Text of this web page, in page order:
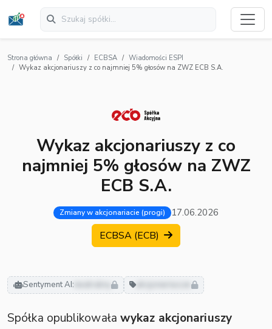
Strona główna Spółki ECBSA
Wiadomości ESPI
Wykaz akcjonariuszy z co najmniej 5% głosów na ZWZ ECB S.A.
Wykaz akcjonariuszy z co
najmniej 5% głosów na ZWZ
ECB S.A.
Zmiany w akcjonariacie (progi) 17.06.2026
ECBSA (ECB)
Sentyment AI: neutralny
Spółka opublikowała wykaz akcjonariuszy